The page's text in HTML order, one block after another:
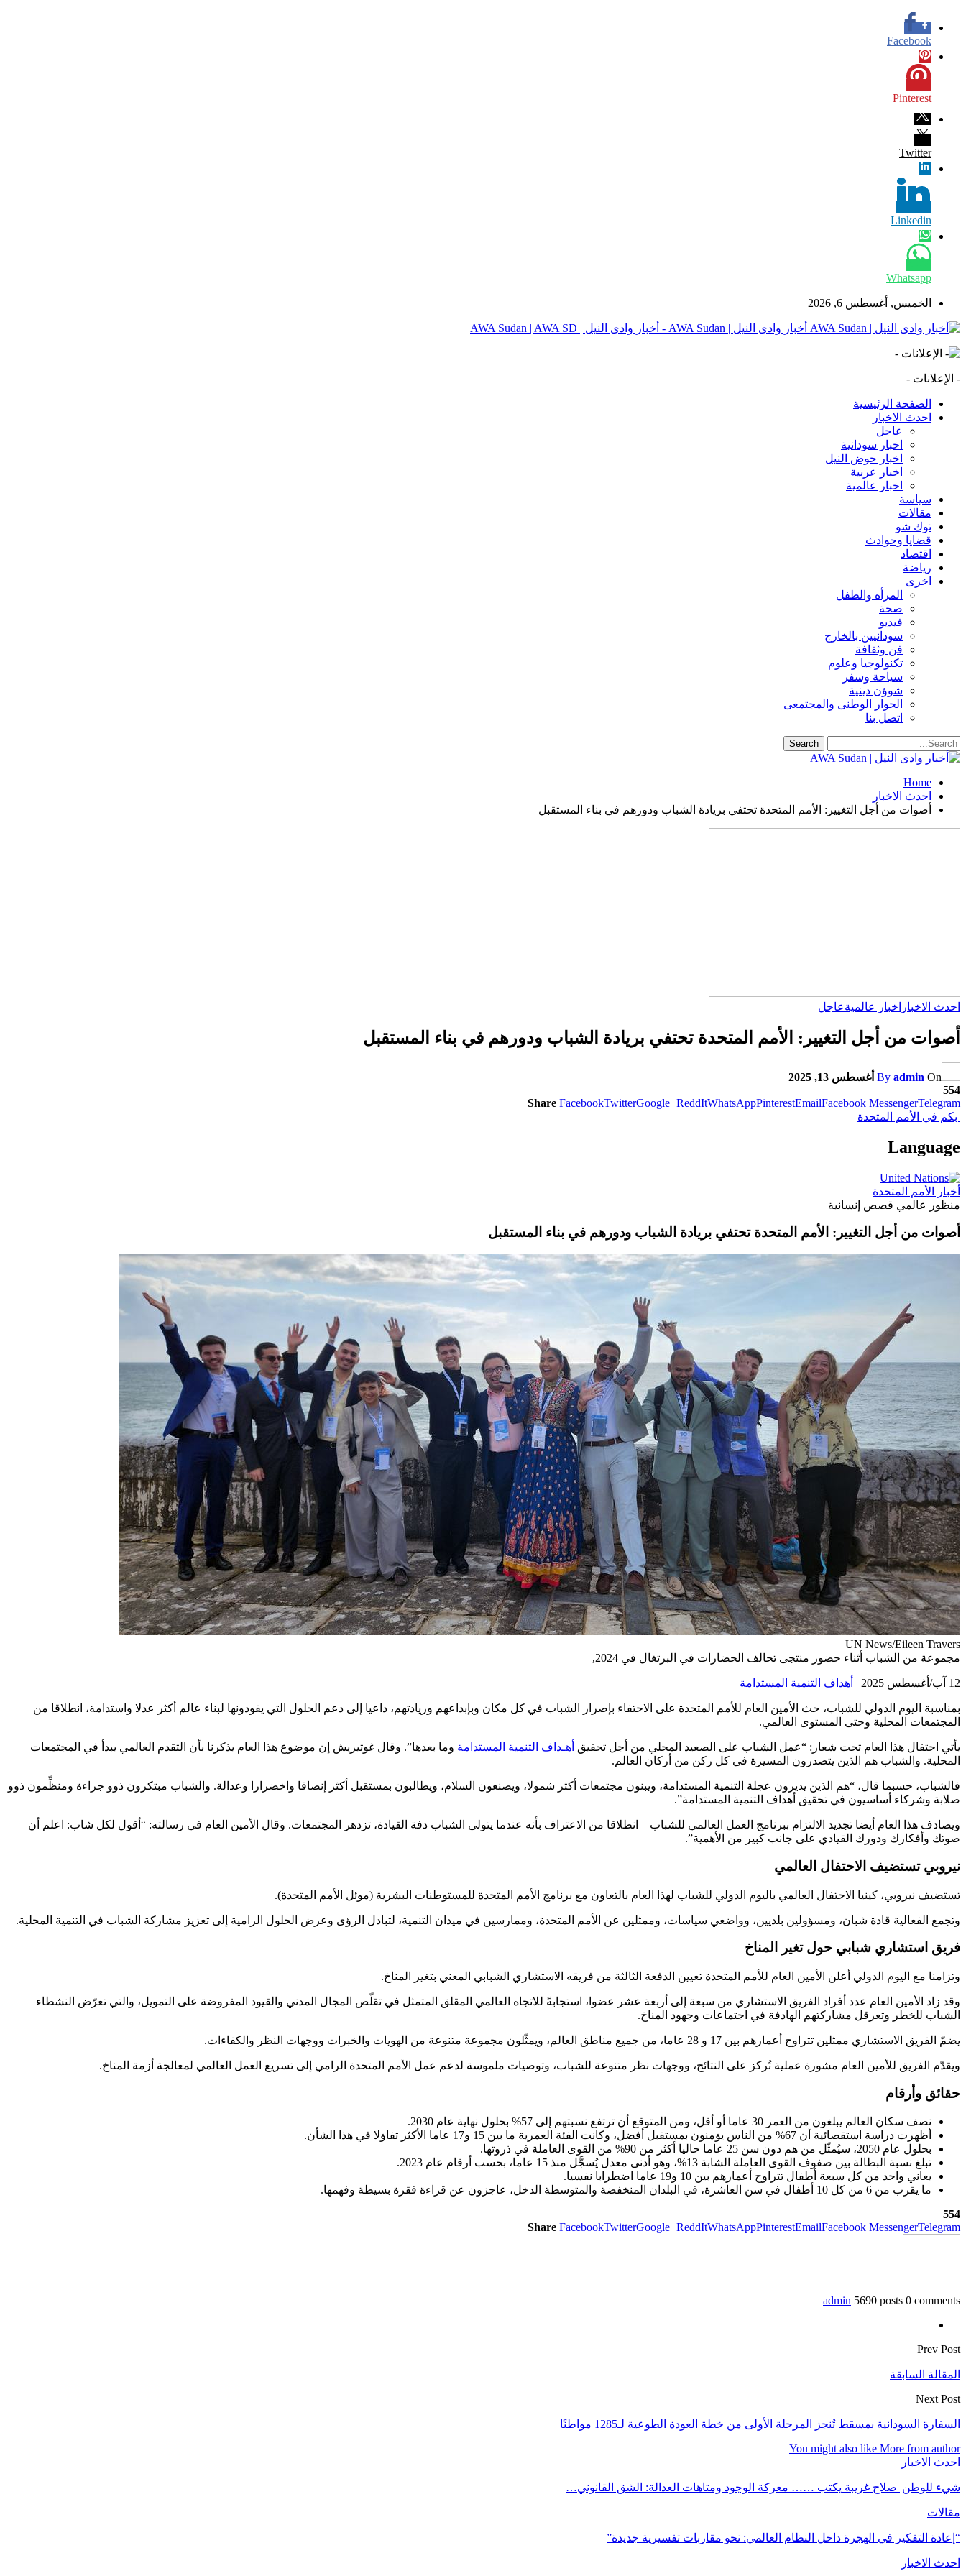
Facebook
Pinterest
Twitter
Linkedin
Whatsapp
الخميس, أغسطس 6, 2026
أخبار وادى النيل | AWA Sudan - أخبار وادى النيل | AWA Sudan | AWA SD
- الإعلانات -
الصفحة الرئيسية
احدث الاخبار
عاجل
اخبار سودانية
اخبار حوض النيل
اخبار عربية
اخبار عالمية
سياسة
مقالات
توك شو
قضايا وحوادث
اقتصاد
رياضة
اخرى
المرأه والطفل
صحة
فيديو
سودانيين بالخارج
فن وثقافة
تكنولوجيا وعلوم
سياحة وسفر
شوؤن دينية
الحوار الوطنى والمجتمعى
اتصل بنا
Home
احدث الاخبار
أصوات من أجل التغيير: الأمم المتحدة تحتفي بريادة الشباب ودورهم في بناء المستقبل
احدث الاخبار اخبار عالميةعاجل
أصوات من أجل التغيير: الأمم المتحدة تحتفي بريادة الشباب ودورهم في بناء المستقبل
By admin On
أغسطس 13, 2025
554
Share FacebookTwitterGoogle+ReddItWhatsAppPinterestEmailFacebook MessengerTelegram
بكم في الأمم المتحدة
Language
أخبار الأمم المتحدة
منظور عالمي قصص إنسانية
أصوات من أجل التغيير: الأمم المتحدة تحتفي بريادة الشباب ودورهم في بناء المستقبل
UN News/Eileen Travers
مجموعة من الشباب أثناء حضور منتجى تحالف الحضارات في البرتغال في 2024,
12 آب/أغسطس 2025 | أهداف التنمية المستدامة
بمناسبة اليوم الدولي للشباب، حث الأمين العام للأمم المتحدة على الاحتفاء بإصرار الشباب في كل مكان وبإبداعهم وريادتهم، داعيا إلى دعم الحلول التي يقودونها لبناء عالم أكثر عدلا واستدامة، انطلاقا من
المجتمعات المحلية وحتى المستوى العالمي.
يأتي احتفال هذا العام تحت شعار: “عمل الشباب على الصعيد المحلي من أجل تحقيق أهـداف التنمية المستدامة وما بعدها”. وقال غوتيريش إن موضوع هذا العام يذكرنا بأن التقدم العالمي يبدأ في المجتمعات
المحلية. والشباب هم الذين يتصدرون المسيرة في كل ركن من أركان العالم.
فالشباب، حسبما قال، “هم الذين يديرون عجلة التنمية المستدامة، ويبنون مجتمعات أكثر شمولا، ويصنعون السلام، ويطالبون بمستقبل أكثر إنصافا واخضرارا وعدالة. والشباب مبتكرون ذوو جراءة ومنظِّمون ذوو
صلابة وشركاء أساسيون في تحقيق أهداف التنمية المستدامة”.
ويصادف هذا العام أيضا تجديد الالتزام ببرنامج العمل العالمي للشباب – انطلاقا من الاعتراف بأنه عندما يتولى الشباب دفة القيادة، تزدهر المجتمعات. وقال الأمين العام في رسالته: “أقول لكل شاب: اعلم أن
صوتك وأفكارك ودورك القيادي على جانب كبير من الأهمية”.
نيروبي تستضيف الاحتفال العالمي
تستضيف نيروبي، كينيا الاحتفال العالمي باليوم الدولي للشباب لهذا العام بالتعاون مع برنامج الأمم المتحدة للمستوطنات البشرية (موئل الأمم المتحدة).
وتجمع الفعالية قادة شبان، ومسؤولين بلديين، وواضعي سياسات، وممثلين عن الأمم المتحدة، وممارسين في ميدان التنمية، لتبادل الرؤى وعرض الحلول الرامية إلى تعزيز مشاركة الشباب في التنمية المحلية.
فريق استشاري شبابي حول تغير المناخ
وتزامنا مع اليوم الدولي أعلن الأمين العام للأمم المتحدة تعيين الدفعة الثالثة من فريقه الاستشاري الشبابي المعني بتغير المناخ.
وقد زاد الأمين العام عدد أفراد الفريق الاستشاري من سبعة إلى أربعة عشر عضوا، استجابةً للاتجاه العالمي المقلق المتمثل في تقلّص المجال المدني والقيود المفروضة على التمويل، والتي تعرّض النشطاء
الشباب للخطر وتعرقل مشاركتهم الهادفة في اجتماعات وجهود المناخ.
يضمّ الفريق الاستشاري ممثلين تتراوح أعمارهم بين 17 و 28 عاما، من جميع مناطق العالم، ويمثّلون مجموعة متنوعة من الهويات والخبرات ووجهات النظر والكفاءات.
ويقدّم الفريق للأمين العام مشورة عملية تُركز على النتائج، ووجهات نظر متنوعة للشباب، وتوصيات ملموسة لدعم عمل الأمم المتحدة الرامي إلى تسريع العمل العالمي لمعالجة أزمة المناخ.
حقائق وأرقام
نصف سكان العالم يبلغون من العمر 30 عاما أو أقل، ومن المتوقع أن ترتفع نسبتهم إلى 57% بحلول نهاية عام 2030.
أظهرت دراسة استقصائية أن 67% من الناس يؤمنون بمستقبل أفضل، وكانت الفئة العمرية ما بين 15 و17 عاما الأكثر تفاؤلا في هذا الشأن.
بحلول عام 2050، سيُمثّل من هم دون سن 25 عاما حاليا أكثر من 90% من القوى العاملة في ذروتها.
تبلغ نسبة البطالة بين صفوف القوى العاملة الشابة 13%، وهو أدنى معدل يُسجَّل منذ 15 عاما، بحسب أرقام عام 2023.
يعاني واحد من كل سبعة أطفال تتراوح أعمارهم بين 10 و19 عاما اضطرابا نفسيا.
ما يقرب من 6 من كل 10 أطفال في سن العاشرة، في البلدان المنخفضة والمتوسطة الدخل، عاجزون عن قراءة فقرة بسيطة وفهمها.
554
Share FacebookTwitterGoogle+ReddItWhatsAppPinterestEmailFacebook MessengerTelegram
admin 5690 posts 0 comments
Prev Post
المقالة السابقة
Next Post
السفارة السودانية بمسقط تُنجز المرحلة الأولى من خطة العودة الطوعية لـ1285 مواطنًا
You might also like More from author
احدث الاخبار
شيء للوطن| صلاح غريبة يكتب …… معركة الوجود ومتاهات العدالة: الشق القانوني…
مقالات
“إعادة التفكير في الهجرة داخل النظام العالمي: نحو مقاربات تفسيرية جديدة”
احدث الاخبار